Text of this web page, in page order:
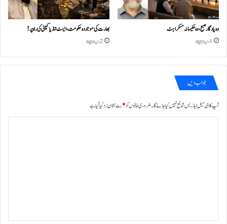
وہ یادگار صبح، وہ حکیمانہ مسکراہٹ
1 دن ago
بھارت کی موجودہ حکومت،ایسٹ انڈیا کمپنی کی راہ پر!
2 دن ago
جواب دیں
آپ کا ای میل ایڈریس شائع نہیں کیا جائے گا۔ضروری خانوں کو*سے نشان زد کیا گیا ہے